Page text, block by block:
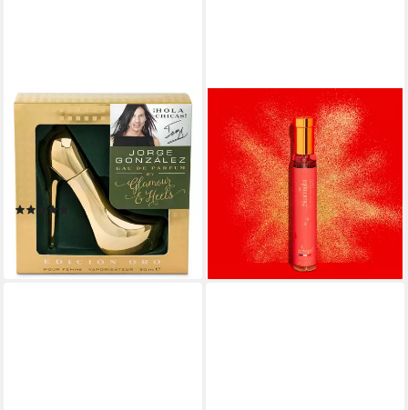
JORGE GONZÁLEZ
Eau de Parfum EDICIÓN
ORO, Eau de Parfum,
Damenduft, Duft für Frauen,
Eau de Parfum
(10)
14,99 €
(29,98 €/ 100 ml)
lieferbar - in 3-4 Werktagen bei dir
Eau de Parfum adopt
STARNIGHT, 30ml, Eau de
Parfum Damenduft
11,95 €
(39,83 €/ 100 ml)
lieferbar - in 3-4 Werktagen bei dir